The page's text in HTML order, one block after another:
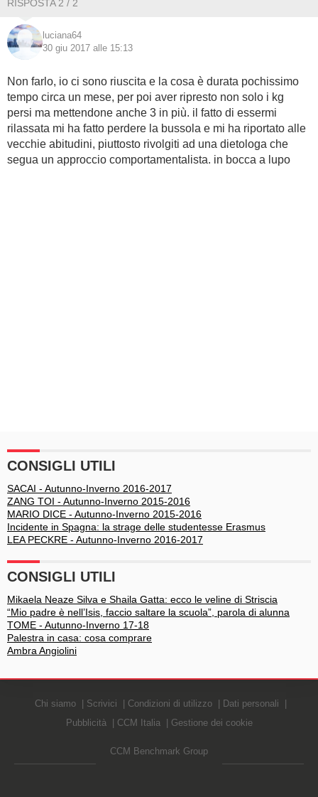
RISPOSTA 2 / 2
luciana64
30 giu 2017 alle 15:13
Non farlo, io ci sono riuscita e la cosa è durata pochissimo
tempo circa un mese, per poi aver ripresto non solo i kg
persi ma mettendone anche 3 in più. il fatto di essermi
rilassata mi ha fatto perdere la bussola e mi ha riportato alle
vecchie abitudini, piuttosto rivolgiti ad una dietologa che
segua un approccio comportamentalista. in bocca a lupo
CONSIGLI UTILI
SACAI - Autunno-Inverno 2016-2017
ZANG TOI - Autunno-Inverno 2015-2016
MARIO DICE - Autunno-Inverno 2015-2016
Incidente in Spagna: la strage delle studentesse Erasmus
LEA PECKRE - Autunno-Inverno 2016-2017
CONSIGLI UTILI
Mikaela Neaze Silva e Shaila Gatta: ecco le veline di Striscia
“Mio padre è nell’Isis, faccio saltare la scuola”, parola di alunna
TOME - Autunno-Inverno 17-18
Palestra in casa: cosa comprare
Ambra Angiolini
Chi siamo Scrivici Condizioni di utilizzo
Dati personali
Pubblicità
CCM Italia Gestione dei cookie
CCM Benchmark Group